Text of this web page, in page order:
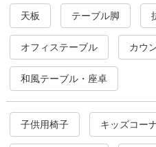
天板 テーブル脚
オフィステーブル カウ
和風テーブル・座卓
子供用椅子 キッズコー